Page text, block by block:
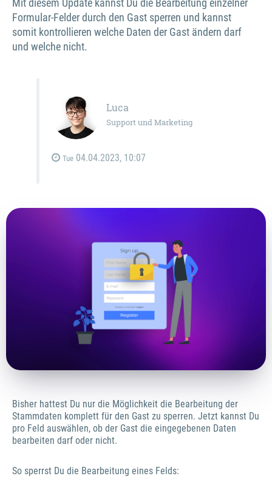
Mit diesem Update kannst Du die Bearbeitung einzelner
Formular-Felder durch den Gast sperren und kannst
somit kontrollieren welche Daten der Gast ändern darf
und welche nicht.
Luca
Support und Marketing
Tue 04.04.2023, 10:07
Bisher hattest Du nur die Möglichkeit die Bearbeitung der
Stammdaten komplett für den Gast zu sperren. Jetzt kannst Du
pro Feld auswählen, ob der Gast die eingegebenen Daten
bearbeiten darf oder nicht.
So sperrst Du die Bearbeitung eines Felds: